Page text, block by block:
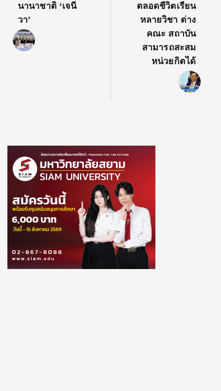
นานาชาติ ‘เจนี
วา’
ตลอดชีวิตเรียน
หลายวิชา ต่าง
คณะ สถาบัน
สามารถสะสม
หน่วยกิตได้